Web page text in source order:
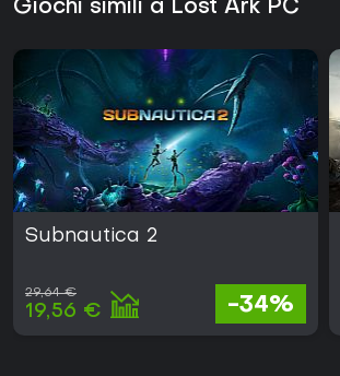
Giochi simili a Lost Ark PC
Subnautica 2
29,64 €
19,56 € -34%